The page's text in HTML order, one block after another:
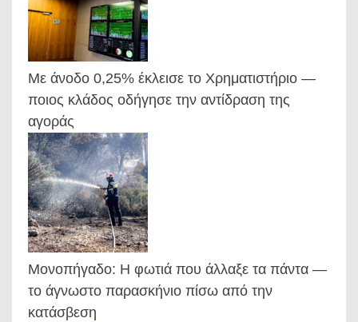
Με άνοδο 0,25% έκλεισε το Χρηματιστήριο —
ποιος κλάδος οδήγησε την αντίδραση της
αγοράς
Μονοπήγαδο: Η φωτιά που άλλαξε τα πάντα —
το άγνωστο παρασκήνιο πίσω από την
κατάσβεση